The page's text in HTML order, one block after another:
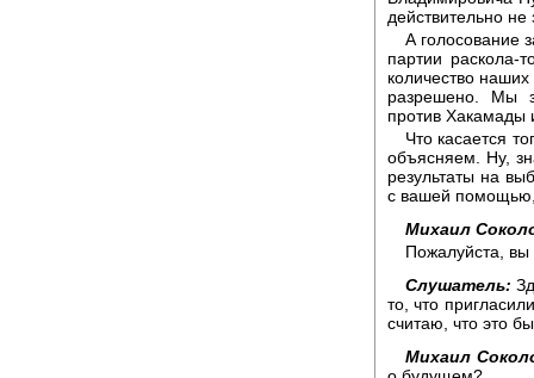
действительно
А голосование
партии раскола-
количество
разрешено. Мы
против Хакамады
Что касается
объясняем. Ну,
результаты на
с вашей помощью,
Михаил
Пожалуйста,
Слушатель:
то, что
считаю, что это
Михаил